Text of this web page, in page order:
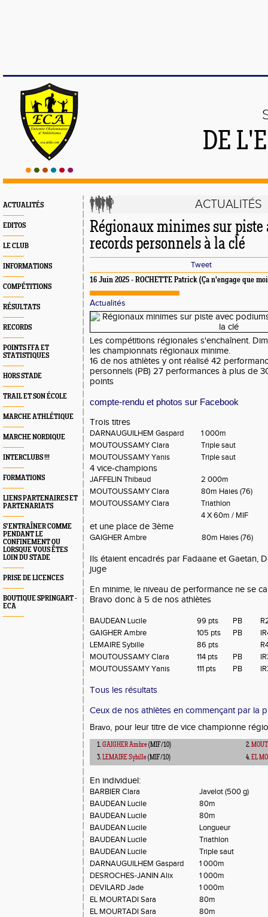
DE
ACTUALITÉS
EDITOS
LE CLUB
INFORMATIONS
COMPÉTITIONS
RÉSULTATS
RECORDS
POINTS FFA ET
STATISTIQUES
HORS STADE
TRAIL ET SON ÉCOLE
MARCHE ATHLÉTIQUE
MARCHE NORDIQUE
INTERCLUBS !!!
FORMATIONS
LIENS PARTENAIRES ET
PARTENARIATS
S’ENTRAÎNER COMME
PENDANT LE
CONFINEMENT OU
LORSQUE VOUS ÊTES
LOIN DU STADE
PRISE DE LICENCES
BOUTIQUE SPRINGART -
ECA
ACTUALITÉS
Régionaux minimes sur piste
records personnels à la clé
Tweet
16 Juin 2025 - ROCHETTE Patrick (Ça n'engage que
Actualités
Les compétitions régionales s'enchaînent.
les championnats régionaux minime.
16 de nos athlètes y ont réalisé 42
personnels (PB) 27 performances à plus de
points
compte-rendu et photos sur Facebook
Trois titres
DARNAUGUILHEM Gaspard
1 000m
MOUTOUSSAMY Clara
Triple saut
MOUTOUSSAMY Yanis
Triple saut
4 vice-champions
JAFFELIN Thibaud
2 000m
MOUTOUSSAMY Clara
80m Haies (76)
MOUTOUSSAMY Clara
Triathlon
4 X 60m / MIF
et une place de 3ème
GAIGHER Ambre 80m Haies (76)
Ils étaient encadrés par Fadaane et Gaetan,
juge
En minime, le niveau de performance ne se
Bravo donc à 5 de nos athlètes
BAUDEAN Lucile 99 pts PB
GAIGHER Ambre
105 pts PB
LEMAIRE Sybille
86 pts
MOUTOUSSAMY Clara
114 pts PB
MOUTOUSSAMY Yanis
111 pts PB
Tous les résultats
Ceux de nos athlètes en commençant par la
Bravo, pour leur titre de vice championne
1.GAIGHER Ambre(MIF/10) 2.
3.LEMAIRE Sybille(MIF/10) 4.EL
En individuel:
BARBIER Clara
Javelot (500 g)
BAUDEAN Lucile
80m
BAUDEAN Lucile
80m
BAUDEAN Lucile
Longueur
BAUDEAN Lucile
Triathlon
BAUDEAN Lucile
Triple saut
DARNAUGUILHEM Gaspard
1 000m
DESROCHES-JANIN Alix
1 000m
DEVILARD Jade
1 000m
EL MOURTADI Sara
80m
EL MOURTADI Sara
80m